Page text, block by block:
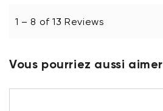
Vous pourriez aussi aimer